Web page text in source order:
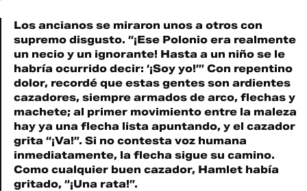
Los ancianos se miraron unos a otros con
supremo disgusto. “¡Ese Polonio era realmente
un necio y un ignorante! Hasta a un niño se le
habría ocurrido decir: ‘¡Soy yo!’” Con repentino
dolor, recordé que estas gentes son ardientes
cazadores, siempre armados de arco, flechas y
machete; al primer movimiento entre la maleza
hay ya una flecha lista apuntando, y el cazador
grita “¡Va!”. Si no contesta voz humana
inmediatamente, la flecha sigue su camino.
Como cualquier buen cazador, Hamlet había
gritado, “¡Una rata!”.